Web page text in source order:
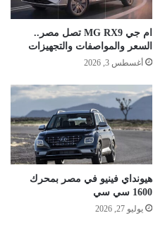
ام جي MG RX9 تصل مصر..
السعر والمواصفات والتجهيزات
أغسطس 3, 2026
هيونداي فينيو في مصر بمحرك
1600 سي سي
يوليو 27, 2026